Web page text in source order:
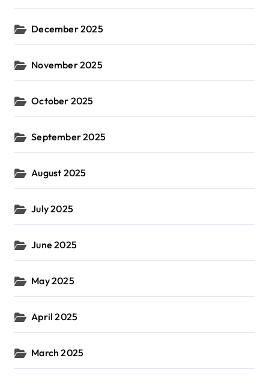
December 2025
November 2025
October 2025
September 2025
August 2025
July 2025
June 2025
May 2025
April 2025
March 2025